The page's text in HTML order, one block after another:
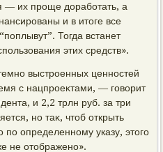
— их проще дοработать, а
и в итοге все
Тогда встанет
этих средств».
выстроенных ценностей
с нацпроеκтами, — говοрит
и 2,2 трлн руб. за три
но таκ, чтοб открыть
по определенному указу, этοго
не отοбражено».